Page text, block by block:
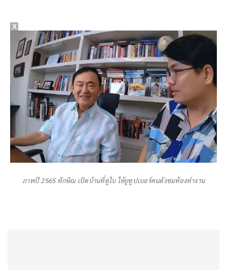
ภาพปี 2565 ทักษิณ เปิดบ้านที่ดูไบ ให้ยูทูปเบอร์คนดังชมห้องทำงาน
X